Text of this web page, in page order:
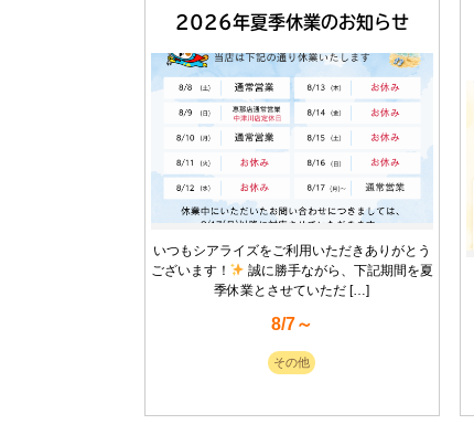
2026年夏季休業のお知らせ
いつもシアライズをご利用いただきありがとう
ございます！
誠に勝手ながら、下記期間を夏
季休業とさせていただ […]
8/7～
その他